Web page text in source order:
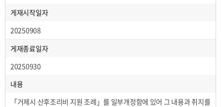
게재시작일자
20250908
게재종료일자
20250930
내용
「거제시 산후조리비 지원 조례」를 일부개정함에 있어 그 내용과 취지를